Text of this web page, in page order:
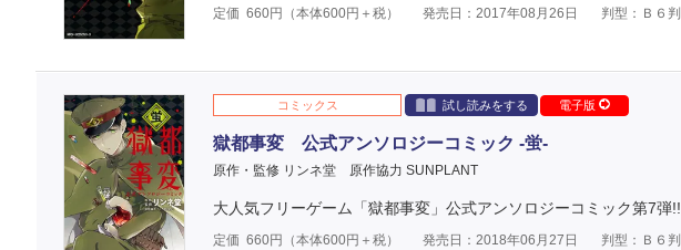
定価 660円（本体600円＋税） 発売日：2017年08月26日 判型：Ｂ６判
コミックス 試し読みをする 電子版
獄都事変 公式アンソロジーコミック -蛍-
原作・監修 リンネ堂 原作協力 SUNPLANT
大人気フリーゲーム「獄都事変」公式アンソロジーコミック第7弾!!
定価 660円（本体600円＋税） 発売日：2018年06月27日 判型：Ｂ６判